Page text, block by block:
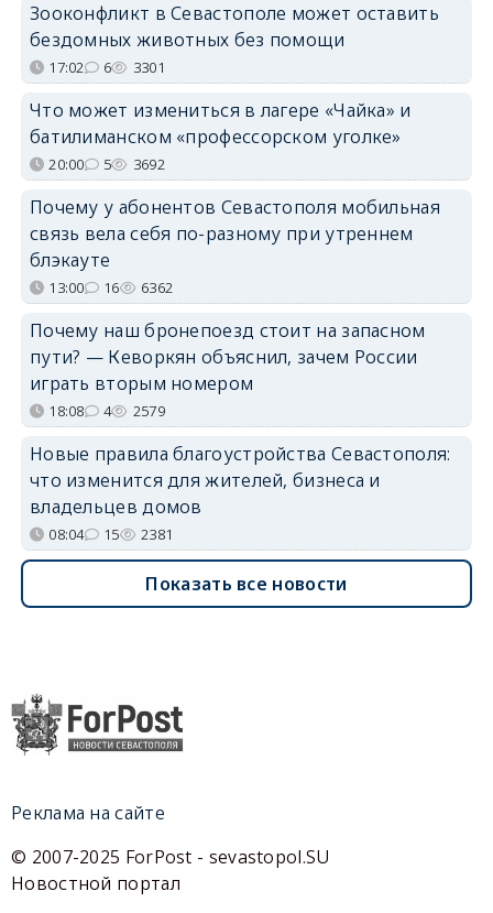
Зооконфликт в Севастополе может оставить
бездомных животных без помощи
17:02 6 3301
Что может измениться в лагере «Чайка» и
батилиманском «профессорском уголке»
20:00 5 3692
Почему у абонентов Севастополя мобильная
связь вела себя по-разному при утреннем
блэкауте
13:00 16 6362
Почему наш бронепоезд стоит на запасном
пути? — Кеворкян объяснил, зачем России
играть вторым номером
18:08 4 2579
Новые правила благоустройства Севастополя:
что изменится для жителей, бизнеса и
владельцев домов
08:04 15 2381
Показать все новости
Реклама на сайте
© 2007-2025 ForPost - sevastopol.SU
Новостной портал